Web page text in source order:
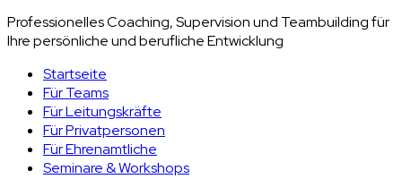
Professionelles Coaching, Supervision und Teambuilding für
Ihre persönliche und berufliche Entwicklung
Startseite
Für Teams
Für Leitungskräfte
Für Privatpersonen
Für Ehrenamtliche
Seminare & Workshops